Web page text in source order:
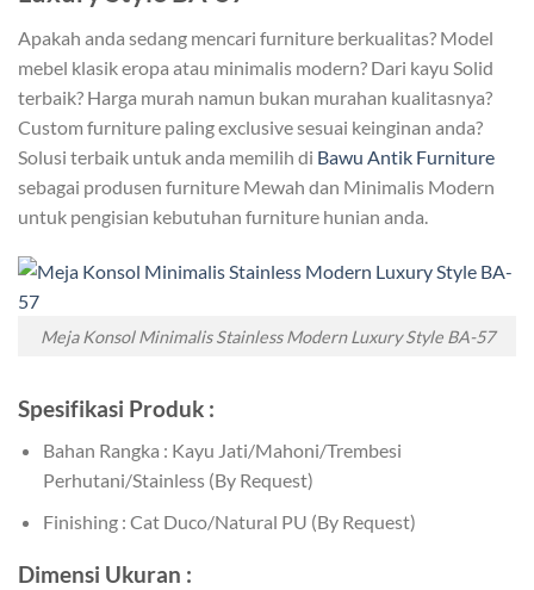
Apakah anda sedang mencari furniture berkualitas? Model
mebel klasik eropa atau minimalis modern? Dari kayu Solid
terbaik? Harga murah namun bukan murahan kualitasnya?
Custom furniture paling exclusive sesuai keinginan anda?
Solusi terbaik untuk anda memilih di Bawu Antik Furniture
sebagai produsen furniture Mewah dan Minimalis Modern
untuk pengisian kebutuhan furniture hunian anda.
Meja Konsol Minimalis Stainless Modern Luxury Style BA-57
Spesifikasi Produk :
Bahan Rangka : Kayu Jati/Mahoni/Trembesi
Perhutani/Stainless (By Request)
Finishing : Cat Duco/Natural PU (By Request)
Dimensi Ukuran :